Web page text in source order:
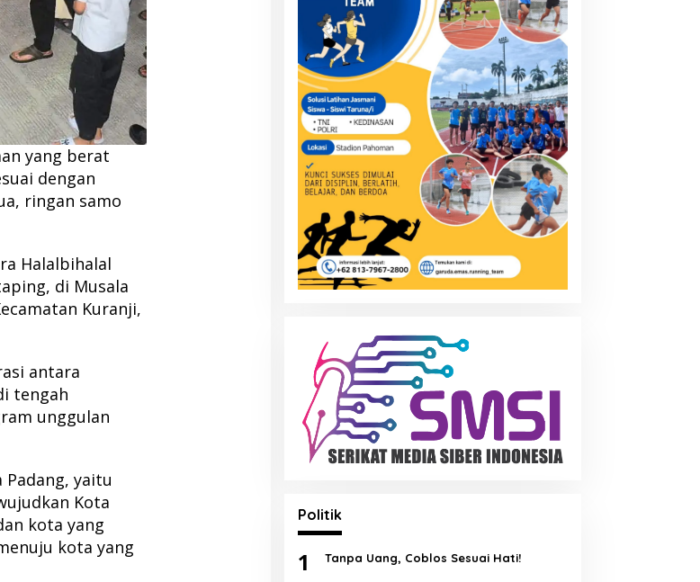
yang berat
dengan
ringan samo
Halalbihalal
di Musala
Kuranji,
antara
tengah
unggulan
yaitu
Kota
kota yang
kota yang
Politik
1 Tanpa Uang, Coblos Sesuai Hati!